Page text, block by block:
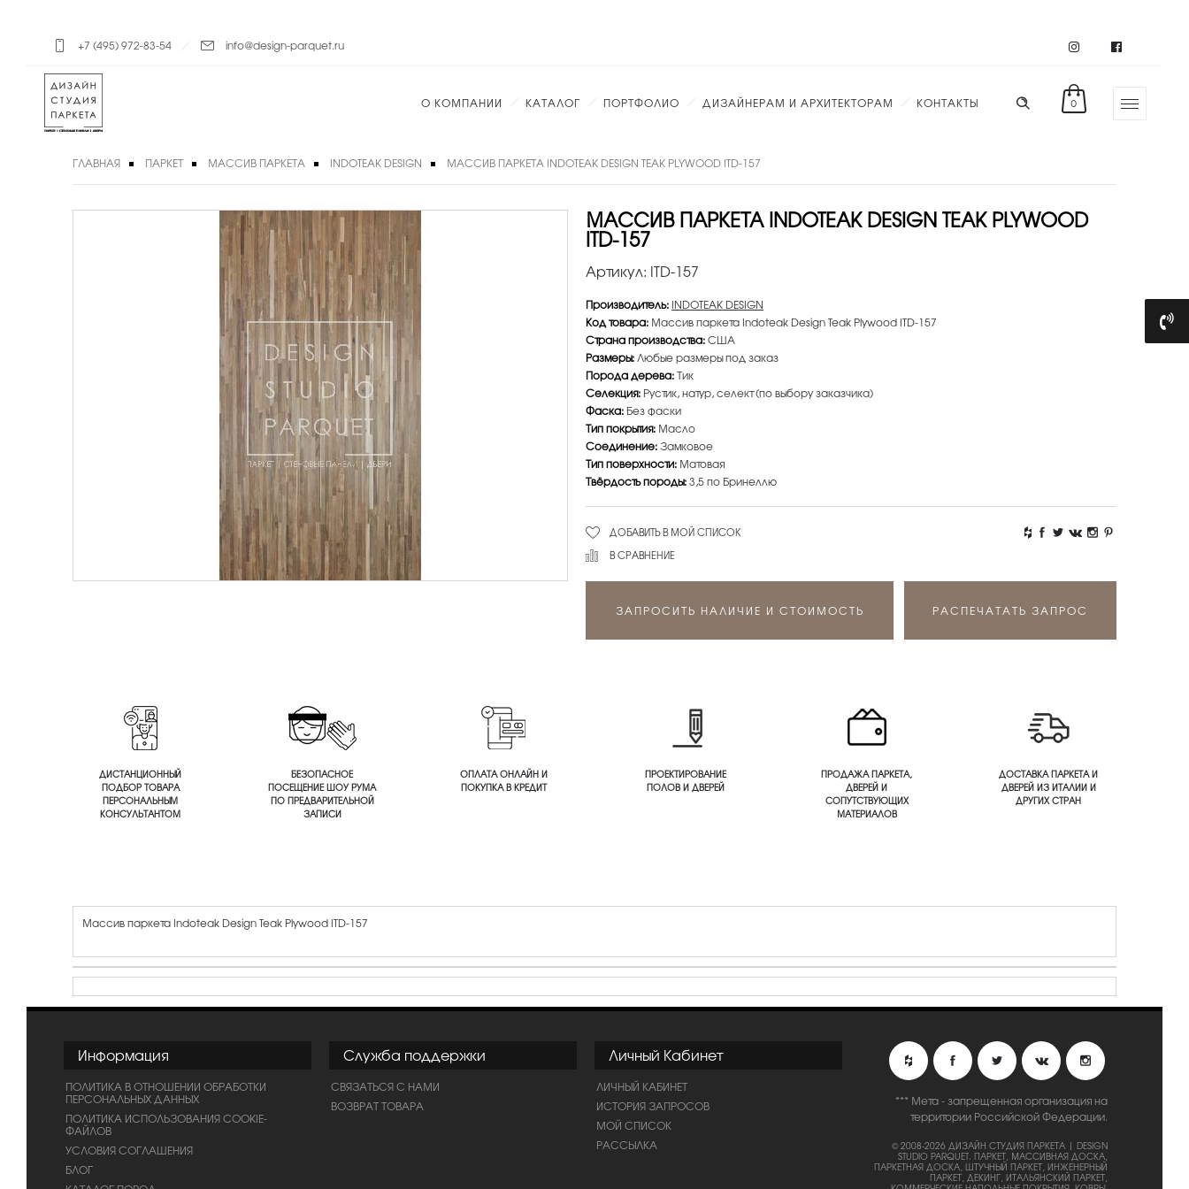
+7 (495) 972-83-54 info@design-parquet.ru
0
О КОМПАНИИ КАТАЛОГ ПОРТФОЛИО ДИЗАЙНЕРАМ И АРХИТЕКТОРАМ КОНТАКТЫ
ГЛАВНАЯ ПАРКЕТ МАССИВ ПАРКЕТА INDOTEAK DESIGN МАССИВ ПАРКЕТА INDOTEAK DESIGN TEAK PLYWOOD ITD-157
МАССИВ ПАРКЕТА INDOTEAK DESIGN TEAK PLYWOOD
ITD-157
Артикул: ITD-157
Производитель: INDOTEAK DESIGN
Код товара: Массив паркета Indoteak Design Teak Plywood ITD-157
Страна производства:США
Размеры:Любые размеры под заказ
Порода дерева:Тик
Селекция: Рустик, натур, селект (по выбору заказчика)
Фаска: Без фаски
Тип покрытия: Масло
Соединение:Замковое
Тип поверхности: Матовая
Твёрдость породы:3,5 по Бринеллю
ДОБАВИТЬ В МОЙ СПИСОК
В СРАВНЕНИЕ
ЗАПРОСИТЬ НАЛИЧИЕ И СТОИМОСТЬ РАСПЕЧАТАТЬ ЗАПРОС
ДИСТАНЦИОННЫЙ
ПОДБОР ТОВАРА
ПЕРСОНАЛЬНЫМ
КОНСУЛЬТАНТОМ
БЕЗОПАСНОЕ
ПОСЕЩЕНИЕ ШОУ РУМА
ПО ПРЕДВАРИТЕЛЬНОЙ
ЗАПИСИ
ОПЛАТА ОНЛАЙН И
ПОКУПКА В КРЕДИТ
ПРОЕКТИРОВАНИЕ
ПОЛОВ И ДВЕРЕЙ
ПРОДАЖА ПАРКЕТА,
ДВЕРЕЙ И
СОПУТСТВУЮЩИХ
МАТЕРИАЛОВ
ДОСТАВКА ПАРКЕТА И
ДВЕРЕЙ ИЗ ИТАЛИИ И
ДРУГИХ СТРАН
Массив паркета Indoteak Design Teak Plywood ITD-157
Информация
ПОЛИТИКА В ОТНОШЕНИИ ОБРАБОТКИ
ПЕРСОНАЛЬНЫХ ДАННЫХ
ПОЛИТИКА ИСПОЛЬЗОВАНИЯ COOKIE-
ФАЙЛОВ
УСЛОВИЯ СОГЛАШЕНИЯ
БЛОГ
Служба поддержки
СВЯЗАТЬСЯ С НАМИ
ВОЗВРАТ ТОВАРА
Личный Кабинет
ЛИЧНЫЙ КАБИНЕТ
ИСТОРИЯ ЗАПРОСОВ
МОЙ СПИСОК
РАССЫЛКА
*** Мета - запрещенная организация на
территории Российской Федерации.
© 2008-2026 ДИЗАЙН СТУДИЯ ПАРКЕТА | DESIGN
STUDIO PARQUET. ПАРКЕТ, МАССИВНАЯ ДОСКА,
ПАРКЕТНАЯ ДОСКА, ШТУЧНЫЙ ПАРКЕТ, ИНЖЕНЕРНЫЙ
ПАРКЕТ, ДЕКИНГ, ИТАЛЬЯНСКИЙ ПАРКЕТ,